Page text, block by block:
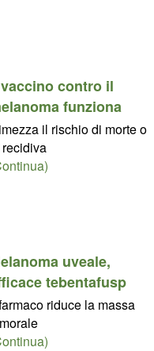
contro il
funziona
il rischio di morte o
uveale,
tebentafusp
riduce la massa